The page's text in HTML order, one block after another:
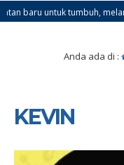
untuk tumbuh, melangka
Mulai Tanggal 21
Anda ada di :
KEVIN